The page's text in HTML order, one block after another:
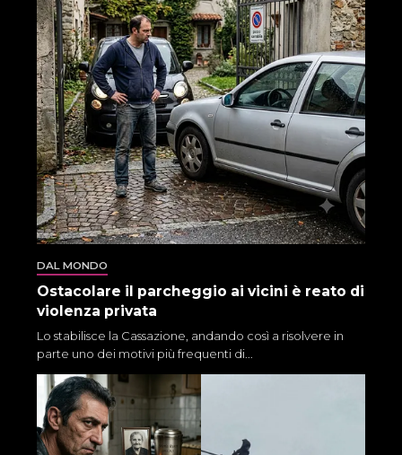
DAL MONDO
Ostacolare il parcheggio ai vicini è reato di
violenza privata
Lo stabilisce la Cassazione, andando così a risolvere in
parte uno dei motivi più frequenti di...